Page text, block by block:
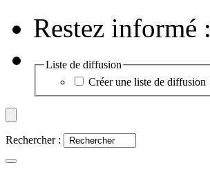
Restez informé :
Liste de diffusion
Créer une liste de diffusion
Rechercher :